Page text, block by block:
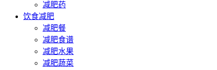
减肥药
饮食减肥
减肥餐
减肥食谱
减肥水果
减肥蔬菜